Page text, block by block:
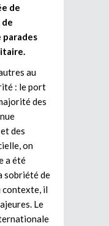
de
parades
au
: le port
des
des
on
a été
sobriété de
contexte, il
Le